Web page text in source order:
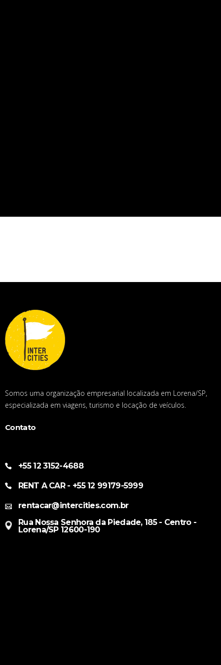
Somos uma organização empresarial localizada em Lorena/SP,
especializada em viagens, turismo e locação de veículos.
Contato
+55 12 3152-4688
RENT A CAR - +55 12 99179-5999
rentacar@intercities.com.br
Rua Nossa Senhora da Piedade, 185 - Centro -
Lorena/SP 12600-190